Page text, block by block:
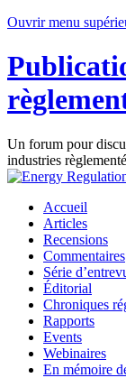
Ouvrir menu
Un forum pour
industries
Accueil
Articles
Recensions
Commentaires
Série
Éditorial
Chroniques
Rapports
Events
Webinaires
En mémoire